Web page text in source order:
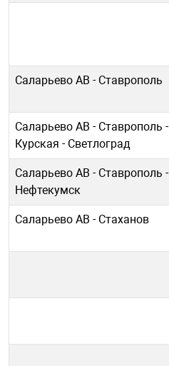
Саларьево АВ - Ставрополь
Саларьево АВ - Ставрополь -
Курская - Светлоград
Саларьево АВ - Ставрополь -
Нефтекумск
Саларьево АВ - Стаханов